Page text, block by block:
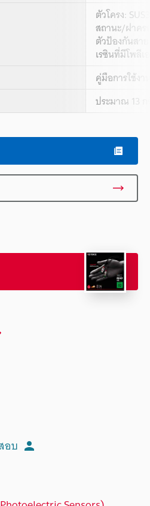
ตัวโครง:
สถานะ/ฝาคร
ตัวป้องกันสา
เรซินที่มีโพลี
คู่มือการใช้งา
ประมาณ 13
อบ